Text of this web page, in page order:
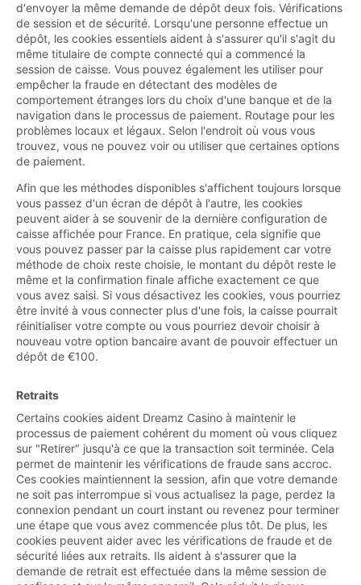
d'envoyer la même demande de dépôt deux fois. Vérifications
de session et de sécurité. Lorsqu'une personne effectue un
dépôt, les cookies essentiels aident à s'assurer qu'il s'agit du
même titulaire de compte connecté qui a commencé la
session de caisse. Vous pouvez également les utiliser pour
empêcher la fraude en détectant des modèles de
comportement étranges lors du choix d'une banque et de la
navigation dans le processus de paiement. Routage pour les
problèmes locaux et légaux. Selon l'endroit où vous vous
trouvez, vous ne pouvez voir ou utiliser que certaines options
de paiement.
Afin que les méthodes disponibles s'affichent toujours lorsque
vous passez d'un écran de dépôt à l'autre, les cookies
peuvent aider à se souvenir de la dernière configuration de
caisse affichée pour France. En pratique, cela signifie que
vous pouvez passer par la caisse plus rapidement car votre
méthode de choix reste choisie, le montant du dépôt reste le
même et la confirmation finale affiche exactement ce que
vous avez saisi. Si vous désactivez les cookies, vous pourriez
être invité à vous connecter plus d'une fois, la caisse pourrait
réinitialiser votre compte ou vous pourriez devoir choisir à
nouveau votre option bancaire avant de pouvoir effectuer un
dépôt de €100.
Retraits
Certains cookies aident Dreamz Casino à maintenir le
processus de paiement cohérent du moment où vous cliquez
sur "Retirer" jusqu'à ce que la transaction soit terminée. Cela
permet de maintenir les vérifications de fraude sans accroc.
Ces cookies maintiennent la session, afin que votre demande
ne soit pas interrompue si vous actualisez la page, perdez la
connexion pendant un court instant ou revenez pour terminer
une étape que vous avez commencée plus tôt. De plus, les
cookies peuvent aider avec les vérifications de fraude et de
sécurité liées aux retraits. Ils aident à s'assurer que la
demande de retrait est effectuée dans la même session de